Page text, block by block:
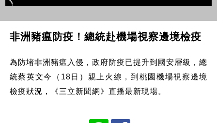
非洲豬瘟防疫！總統赴機場視察邊境檢疫
為防堵非洲豬瘟入侵，政府防疫已提升到國安層級，總
統蔡英文今（18日）親上火線，到桃園機場視察邊境
檢疫狀況，《三立新聞網》直播最新現場。